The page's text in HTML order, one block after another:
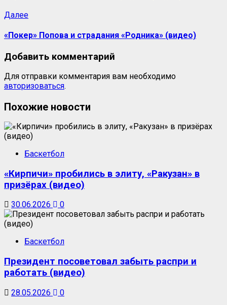
ДалееСледующая
«Покер» Попова и страдания «Родника» (видео)
Добавить комментарий
Для отправки комментария вам необходимо
авторизоваться.
Похожие новости
Баскетбол
«Кирпичи» пробились в элиту, «Ракузан» в
призёрах (видео)
30.06.2026 0
Баскетбол
Президент посоветовал забыть распри и
работать (видео)
28.05.2026 0